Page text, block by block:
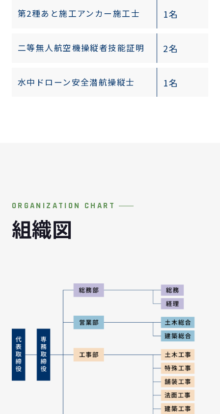
第2種あと施工アンカー施工士 1名
二等無人航空機操縦者技能証明 2名
水中ドローン安全潜航操縦士 1名
ORGANIZATION CHART
組織図